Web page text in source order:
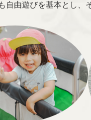
自由遊びを基本とし、